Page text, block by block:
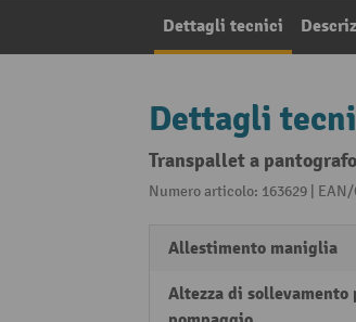
Dettagli tecnici
Dettagli
Transpallet a
Numero articolo: 163629 | EAN/
Allestimento maniglia
Altezza di sollevamento